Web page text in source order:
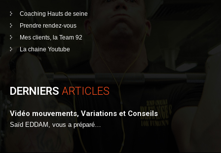
Coaching Hauts de seine
Prendre rendez-vous
Mes clients, la Team 92
La chaine Youtube
DERNIERS ARTICLES
Vidéo mouvements, Variations et Conseils
Saïd EDDAM, vous a préparé…